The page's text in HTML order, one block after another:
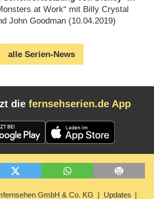
at Work“ mit Billy Crystal
John Goodman (10.04.2019)
alle Serien-News
die fernsehserien.de App
GmbH & Co. KG Updates